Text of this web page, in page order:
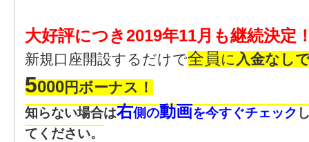
大好評につき2019年11月も継続決定
新規口座開設するだけで全員 に 入金なし
5000円ボーナス！
知らない場合は右側の動画を今すぐチェック
てください。